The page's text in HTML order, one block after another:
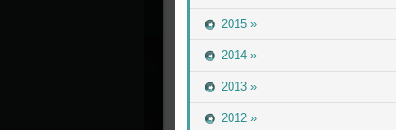
2015 »
2014 »
2013 »
2012 »